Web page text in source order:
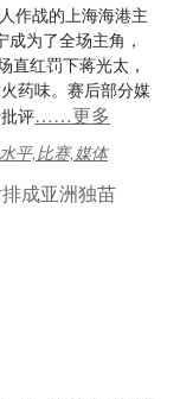
作战的上海海港主
为了全场主角，
直红罚下蒋光太，
药味。赛后部分媒
评……更多
平,比赛,媒体